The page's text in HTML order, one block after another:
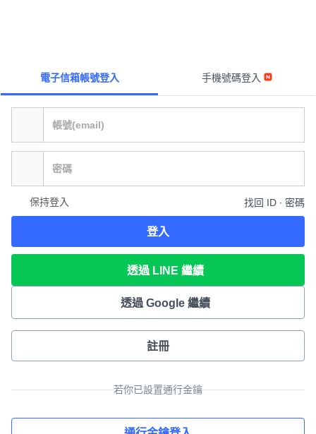
電子信箱帳號登入 手機號碼登入
保持登入 找回 ID ∙ 密碼
登入
透過 LINE 繼續
透過 Google 繼續
註冊
若你已設置通行金鑰